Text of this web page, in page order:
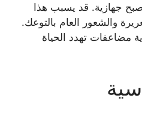
جهازية. قد يسبب هذا
والشعور العام بالتوعك.
مضاعفات تهدد الحياة